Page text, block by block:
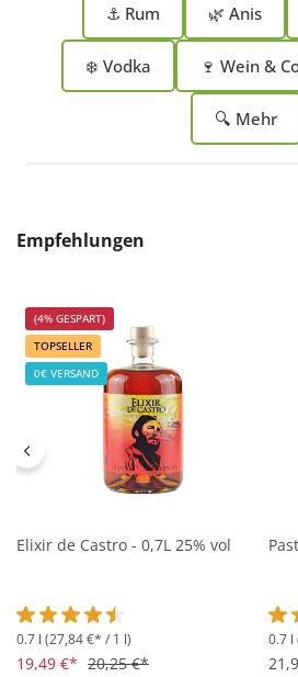
⚓ Rum 🌿 Anis
❄️ Vodka 🍷 Wein &
🔍 Mehr
Produktgalerie überspringen
Empfehlungen
(4% GESPART)
TOPSELLER
0€ VERSAND
Elixir de Castro - 0,7L 25% vol
Durchschnittliche Bewertung von 4.5
0.7 l (27,84 €* / 1 l)
19,49 €* 20,25 €*
0.7 l